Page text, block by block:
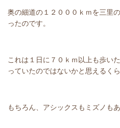
奥の細道の１２０００ｋｍを三里
ったのです。
これは１日に７０ｋｍ以上も歩い
っていたのではないかと思えるくら
もちろん、アシックスもミズノもあ